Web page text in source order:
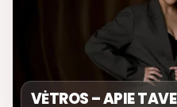
VĖTROS – APIE TAVE